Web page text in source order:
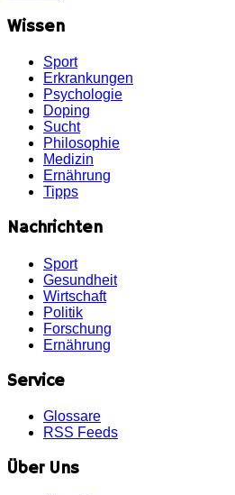
Wissen
Sport
Erkrankungen
Psychologie
Doping
Sucht
Philosophie
Medizin
Ernährung
Tipps
Nachrichten
Sport
Gesundheit
Wirtschaft
Politik
Forschung
Ernährung
Service
Glossare
RSS Feeds
Über Uns